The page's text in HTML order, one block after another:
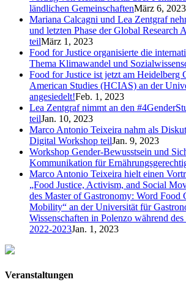
ländlichen GemeinschaftenMärz 6, 2023
Mariana Calcagni und Lea Zentgraf
und letzten Phase der Global Research
teilMärz 1, 2023
Food for Justice organisierte die
Thema Klimawandel und
Food for Justice ist jetzt am Heidelberg
American Studies (HCIAS) an der
angesiedelt!Feb. 1, 2023
Lea Zentgraf nimmt an den
teilJan. 10, 2023
Marco Antonio Teixeira nahm als
Digital Workshop teilJan. 9, 2023
Workshop Gender-Bewusstsein und
Kommunikation für
Marco Antonio Teixeira hielt einen
„Food Justice, Activism, and Social
des Master of Gastronomy: Word Food
Mobility“ an der Universität für
Wissenschaften in Polenzo während des
2022-2023Jan. 1, 2023
Veranstaltungen